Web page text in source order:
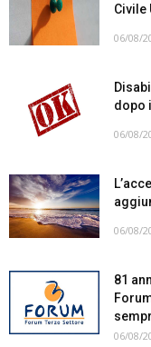
Civile
06/08/
dopo
06/08/
06/08/
81
06/08/